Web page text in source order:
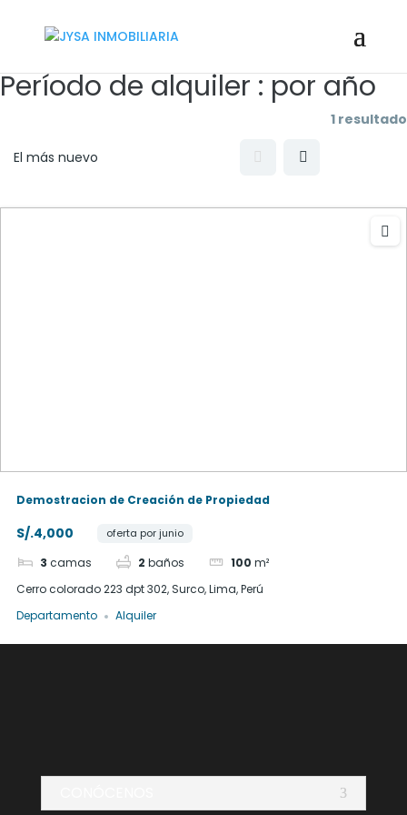
Período de alquiler :por año
1 resultado
Demostracion de Creación de Propiedad
S/.4,000 oferta por junio
3 camas 2 baños 100 m²
Cerro colorado 223 dpt 302, Surco, Lima, Perú
Departamento
Alquiler